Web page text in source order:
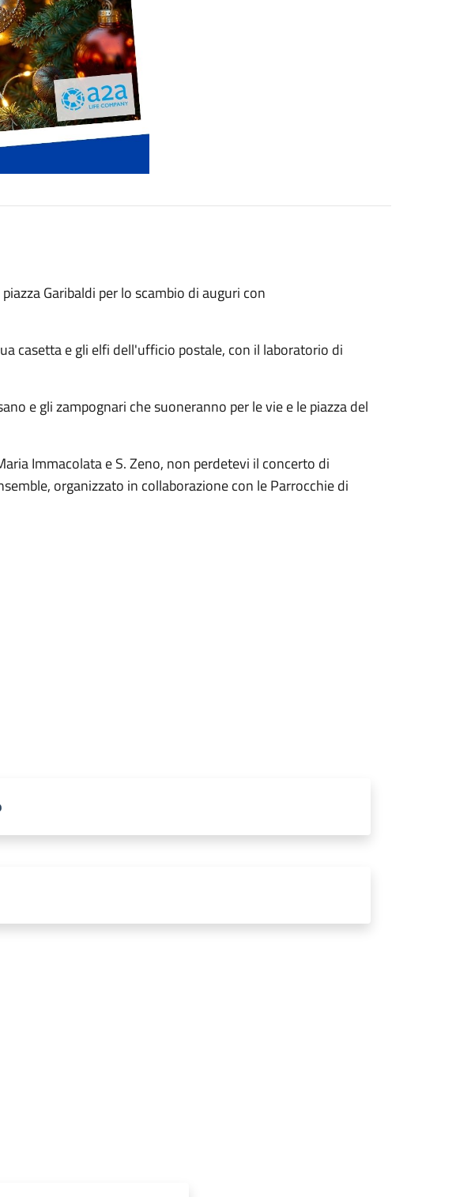
Garibaldi per lo scambio di auguri con
casetta e gli elfi dell'ufficio postale, con il laboratorio di
e gli zampognari che suoneranno per le vie e le piazza del
Immacolata e S. Zeno, non perdetevi il concerto di
organizzato in collaborazione con le Parrocchie di